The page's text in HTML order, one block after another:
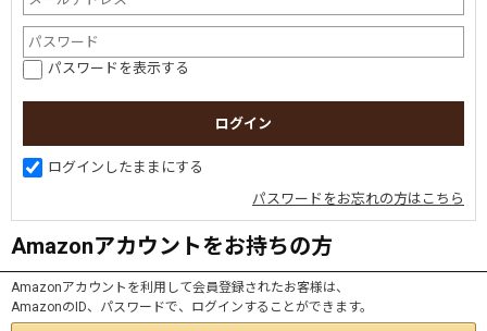
パスワードを表示する
ログインしたままにする
パスワードをお忘れの方はこちら
Amazonアカウントをお持ちの方
Amazonアカウントを利用して会員登録されたお客様は、
AmazonのID、パスワードで、ログインすることができます。